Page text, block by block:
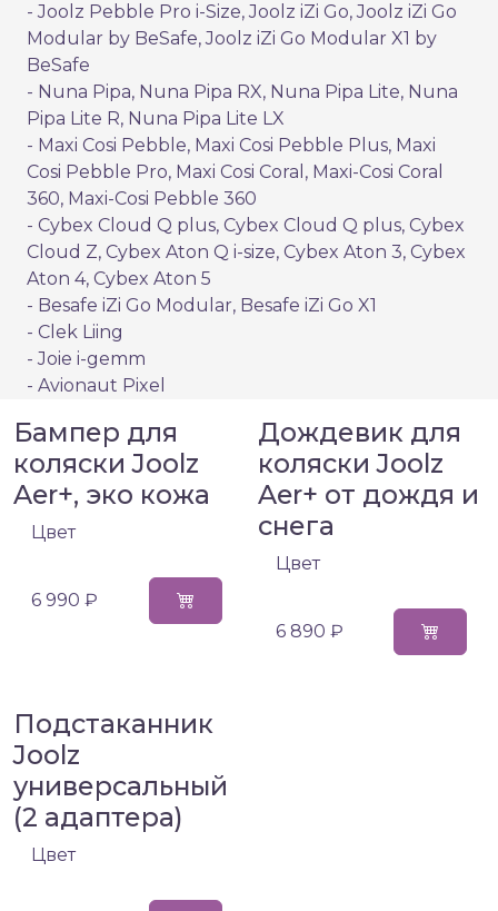
- Joolz Pebble Pro i-Size, Joolz iZi Go, Joolz iZi Go
Modular by BeSafe, Joolz iZi Go Modular X1 by
BeSafe
- Nuna Pipa, Nuna Pipa RX, Nuna Pipa Lite, Nuna
Pipa Lite R, Nuna Pipa Lite LX
- Maxi Cosi Pebble, Maxi Cosi Pebble Plus, Maxi
Cosi Pebble Pro, Maxi Cosi Coral, Maxi-Cosi Coral
360, Maxi-Cosi Pebble 360
- Cybex Cloud Q plus, Cybex Cloud Q plus, Cybex
Cloud Z, Cybex Aton Q i-size, Cybex Aton 3, Cybex
Aton 4, Cybex Aton 5
- Besafe iZi Go Modular, Besafe iZi Go X1
- Clek Liing
- Joie i-gemm
- Avionaut Pixel
Бампер для
коляски Joolz
Aer+, эко кожа
Цвет
6 990 ₽
Дождевик для
коляски Joolz
Aer+ от дождя и
снега
Цвет
6 890 ₽
Подстаканник
Joolz
универсальный
(2 адаптера)
Цвет